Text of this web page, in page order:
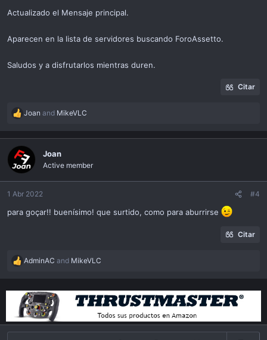
:
Actualizado el Mensaje principal.
Aparecen en la lista de servidores buscando ForoAssetto.
Saludos y a disfrutarlos mientras duren.
Citar
R
a
c
i
o
n
:
Joan and MikeVLC
Joan
Active member
1 Abr 2022 #4
para goçar!! buenísimo! que surtido, como para aburrirse
Citar
R
AdminAC and MikeVLC